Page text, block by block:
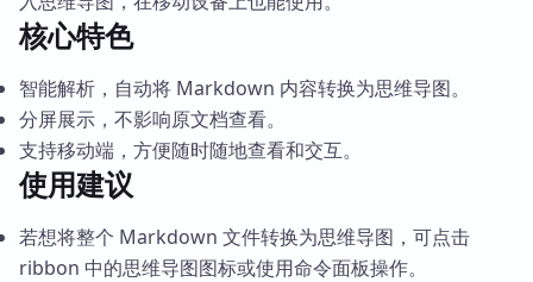
核心特色
智能解析，自动将 Markdown 内容转换为思维导图。
分屏展示，不影响原文档查看。
支持移动端，方便随时随地查看和交互。
使用建议
若想将整个 Markdown 文件转换为思维导图，可点击
ribbon 中的思维导图图标或使用命令面板操作。